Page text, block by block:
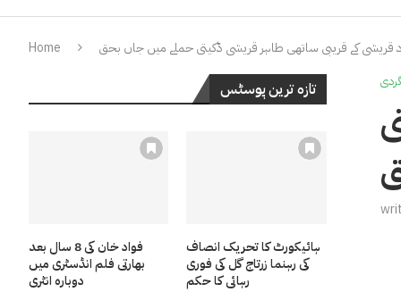
Home کے قریبی ساتھی طاہر قریشی ڈکیتی حملے میں جاں بحق
تازہ ترین پوسٹس
فواد خان کی 8 سال بعد
بھارتی فلم انڈسٹری میں
دوبارہ انٹری
ہائیکورٹ کا تحریک انصاف
کی رہنما زرتاج گل کی فوری
رہائی کا حکم